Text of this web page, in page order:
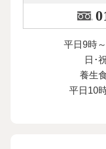
平日9時
日･
養生
平日10